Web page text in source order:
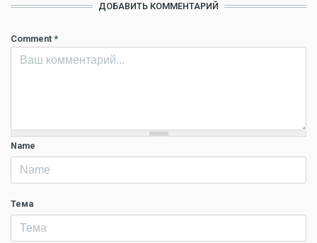
ДОБАВИТЬ КОММЕНТАРИЙ
Comment *
Name
Тема